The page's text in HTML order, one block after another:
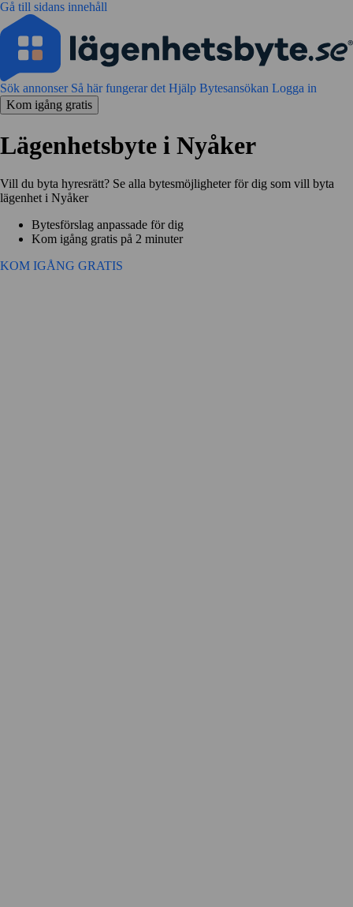
Gå till sidans innehåll
Sök annonser Så här fungerar det Hjälp Bytesansökan Logga in
Kom igång gratis
Lägenhetsbyte i Nyåker
Vill du byta hyresrätt? Se alla bytesmöjligheter för dig som vill byta
lägenhet i Nyåker
Bytesförslag anpassade för dig
Kom igång gratis på 2 minuter
KOM IGÅNG GRATIS